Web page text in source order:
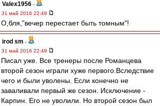
Valex1956 -
31 май 2016 22:49
О,бля,"вечер перестает быть томным"!
irod sm -
31 май 2016 22:49
Писал уже. Все тренеры после Романцева
второй сезон играли хуже первого.Вследствие
чего и были уволены. Если конечно не
заваливали первый же сезон. Исключение -
Карпин. Его не уволили. Но второй сезон был